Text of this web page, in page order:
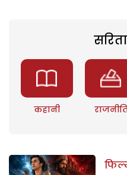
कहानी